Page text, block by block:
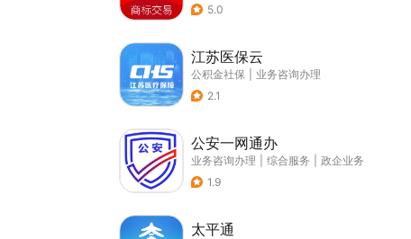
5.0
江苏医保云
公积金社保
业务咨询办理
2.1
公安一网通办
业务咨询办理 综合服务
政企业务
1.9
太平通